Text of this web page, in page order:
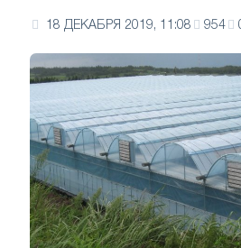
18 ДЕКАБРЯ 2019, 11:08 954